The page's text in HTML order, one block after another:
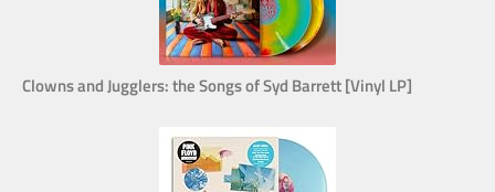
Clowns and Jugglers: the Songs of Syd Barrett [Vinyl LP]